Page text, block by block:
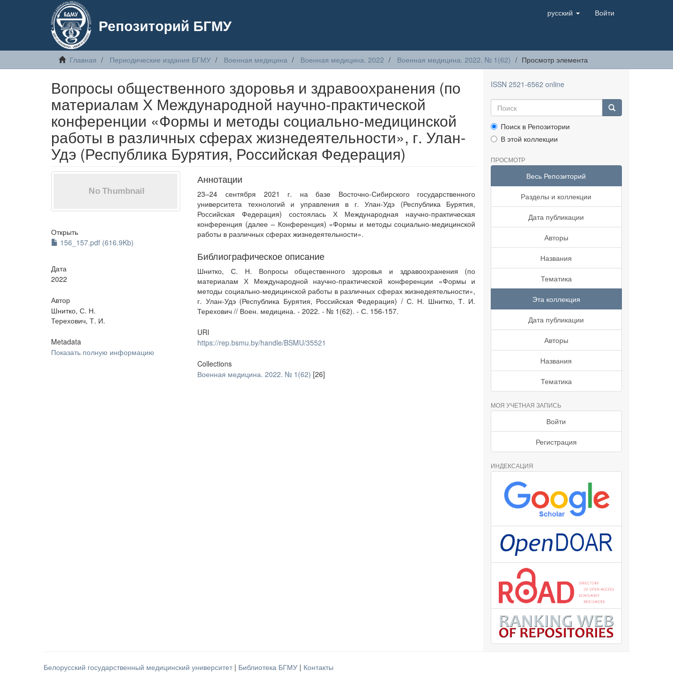
Репозиторий БГМУ
русский Войти
Главная Периодические издания БГМУ Военная медицина Военная медицина. 2022 Военная медицина. 2022. № 1(62) Просмотр элемента
Вопросы общественного здоровья и здравоохранения (по
материалам Х Международной научно-практической
конференции «Формы и методы социально-медицинской
работы в различных сферах жизнедеятельности», г. Улан-
Удэ (Республика Бурятия, Российская Федерация)
Открыть
156_157.pdf (616.9Kb)
Дата
2022
Автор
Шнитко, С. Н.
Терехович, Т. И.
Metadata
Показать полную информацию
Аннотации
23–24 сентября 2021 г. на базе Восточно-Сибирского государственного
университета технологий и управления в г. Улан-Удэ (Республика Бурятия,
Российская Федерация) состоялась Х Международная научно-практическая
конференция (далее – Конференция) «Формы и методы социально-медицинской
работы в различных сферах жизнедеятельности».
Библиографическое описание
Шнитко, С. Н. Вопросы общественного здоровья и здравоохранения (по
материалам Х Международной научно-практической конференции «Формы и
методы социально-медицинской работы в различных сферах жизнедеятельности»,
г. Улан-Удэ (Республика Бурятия, Российская Федерация) / С. Н. Шнитко, Т. И.
Терехович // Воен. медицина. - 2022. - № 1(62). - С. 156-157.
URI
https://rep.bsmu.by/handle/BSMU/35521
Collections
Военная медицина. 2022. № 1(62) [26]
ISSN 2521-6562 online
Поиск в Репозитории
В этой коллекции
ПРОСМОТР
Весь Репозиторий
Разделы и коллекции
Дата публикации
Авторы
Названия
Тематика
Эта коллекция
Дата публикации
Авторы
Названия
Тематика
МОЯ УЧЕТНАЯ ЗАПИСЬ
Войти
Регистрация
ИНДЕКСАЦИЯ
Белорусский государственный медицинский университет | Библиотека БГМУ | Контакты